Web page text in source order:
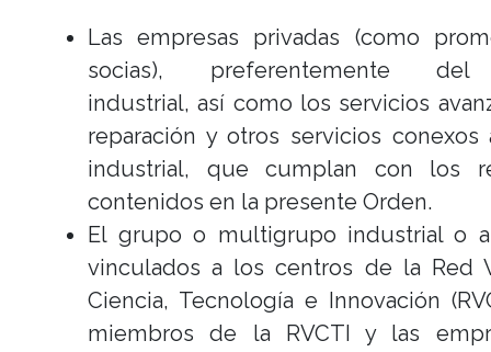
Las empresas privadas (como
socias), preferentemente
industrial, así como los servicios
reparación y otros servicios conexos
industrial, que cumplan con los
contenidos en la presente Orden.
El grupo o multigrupo industrial o
vinculados a los centros de la Red
Ciencia, Tecnología e Innovación
miembros de la RVCTI y las